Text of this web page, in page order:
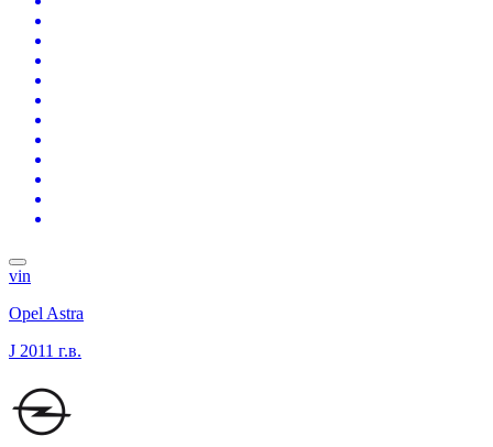
vin
Opel Astra
J 2011 г.в.